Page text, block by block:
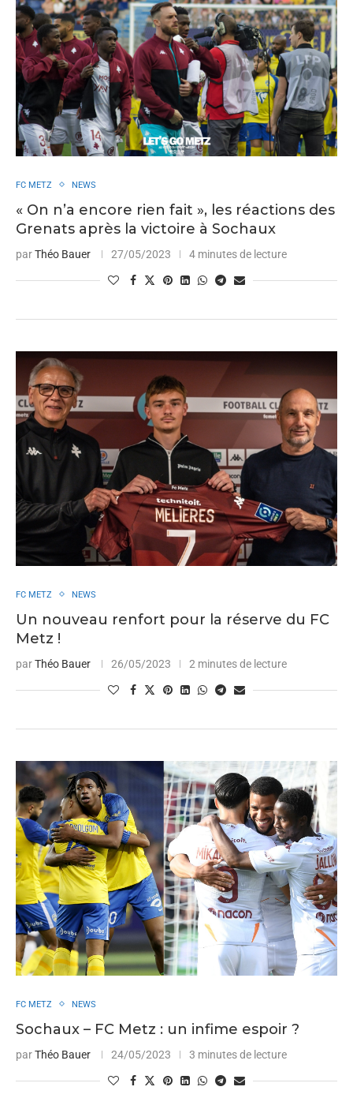
FC METZ NEWS
« On n’a encore rien fait », les réactions des
Grenats après la victoire à Sochaux
parThéo Bauer 27/05/2023 4 minutes de lecture
FC METZ NEWS
Un nouveau renfort pour la réserve du FC
Metz !
parThéo Bauer 26/05/2023 2 minutes de lecture
FC METZ NEWS
Sochaux – FC Metz : un infime espoir ?
parThéo Bauer 24/05/2023 3 minutes de lecture